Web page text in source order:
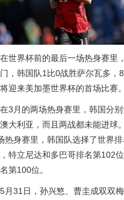
界杯前的最后一场热身赛里
，韩国队1比0战胜萨尔瓦多，
迎来美加墨世界杯的首场比赛。
月的两场热身赛里，韩国分别
大利亚，而且两战都未能进球
热身赛里，韩国队选择了世界
特立尼达和多巴哥排名第102
第100位。
31日，孙兴慜、曹圭成双双梅